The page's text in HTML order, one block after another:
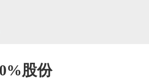
股份